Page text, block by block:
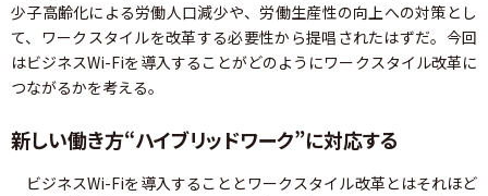
少子高齢化による労働人口減少や、労働生産性の向上への対策とし
て、ワークスタイルを改革する必要性から提唱されたはずだ。今回
はビジネスWi-Fiを導入することがどのようにワークスタイル改革に
つながるかを考える。
新しい働き方“ハイブリッドワーク”に対応する
ビジネスWi-Fiを導入することとワークスタイル改革とはそれほど